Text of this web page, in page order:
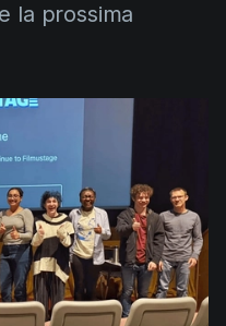
Prova
la prossima